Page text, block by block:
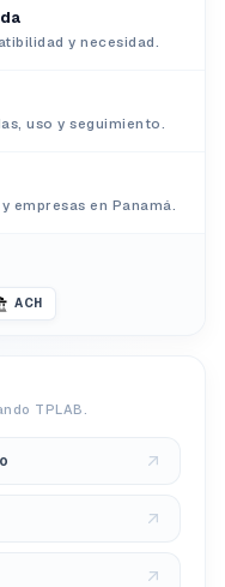
y necesidad.
uso y seguimiento.
en Panamá.
ACH
TPLAB.